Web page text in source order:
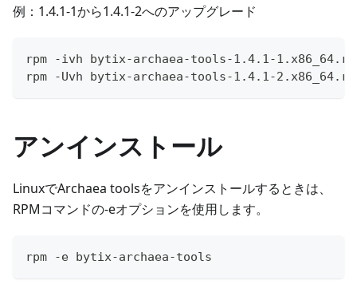
例：1.4.1-1から1.4.1-2へのアップグレード
rpm -ivh bytix-archaea-tools-1.4.1-
rpm -Uvh bytix-archaea-tools-1.4.1-
アンインストール
LinuxでArchaea toolsをアンインストールするときは、
RPMコマンドの-eオプションを使用します。
rpm -e bytix-archaea-tools